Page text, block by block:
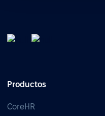
Productos
CoreHR